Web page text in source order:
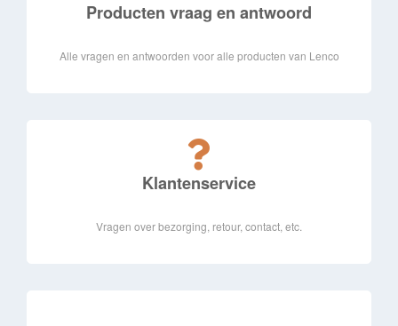
Producten vraag en antwoord
Alle vragen en antwoorden voor alle producten van Lenco
Klantenservice
Vragen over bezorging, retour, contact, etc.